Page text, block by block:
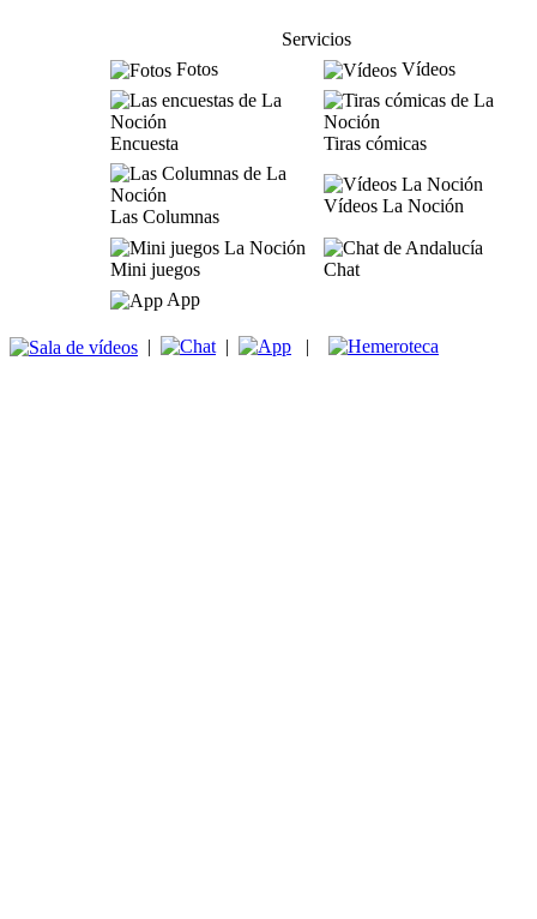
Servicios
Fotos
Vídeos
Encuesta Tiras cómicas
Las Columnas
Vídeos La Noción
Mini juegos
Chat
App
| | |